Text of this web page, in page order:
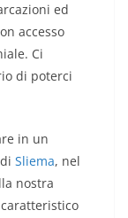
ed
accesso
Ci
di poterci
in un
Sliema, nel
nostra